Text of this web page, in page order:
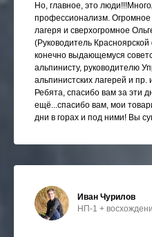
Но, главное, это
профессионализм. Огромное
лагеря и сверхогромное
(Руководитель
конечно выдающемуся
альпинисту, руководителю
альпинистских лагерей и пр.
Ребята, спасибо вам за эти
ещё...спасибо вам, мои
дни в горах и под ними! Вы
Иван Чурилов
НП-1 +